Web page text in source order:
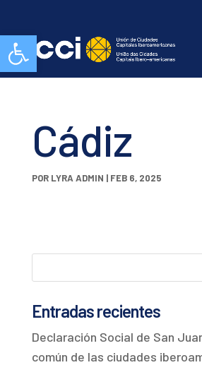
Abrir barra de herramientas
Cádiz
POR LYRA ADMIN | FEB 6, 2025
Entradas recientes
Declaración Social de San
común de las ciudades